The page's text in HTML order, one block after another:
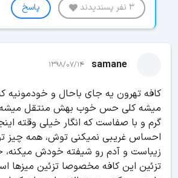
3 نفر پسندیدند پاسخ
samane
1398/07/14
کافه تهرون یه جای باحال و خودمونیه
میشه کلی حس خوب بهش منتقل میشه
گرم و با صفاست که انگار خیلی وقته
احساس غریبی نمیکنی توش، همه چیز
زیباست و آدم رو شیفته خودش میکنه،
تزئین این کافه مخصوصا تزئین میزها